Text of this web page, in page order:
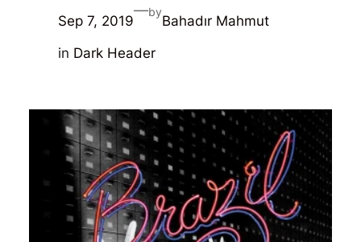
Sep 7, 2019
—by
Bahadır Mahmut
in Dark Header